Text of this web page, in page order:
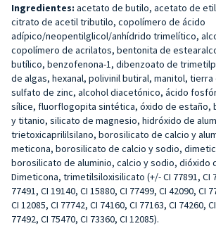
Ingredientes: acetato de butilo, acetato de
citrato de acetil tributilo, copolímero de ácido
adípico/neopentilglicol/anhídrido trimelítico,
copolímero de acrilatos, bentonita de
butílico, benzofenona-1, dibenzoato de
de algas, hexanal, polivinil butiral, manitol,
sulfato de zinc, alcohol diacetónico, ácido
sílice, fluorflogopita sintética, óxido de estaño,
y titanio, silicato de magnesio, hidróxido de
trietoxicaprililsilano, borosilicato de calcio y
meticona, borosilicato de calcio y sodio,
borosilicato de aluminio, calcio y sodio, dióxido
Dimeticona, trimetilsiloxisilicato (+/- CI 77891, CI
77491, CI 19140, CI 15880, CI 77499, CI 42090, CI
CI 12085, CI 77742, CI 74160, CI 77163, CI 74260,
77492, CI 75470, CI 73360, CI 12085).